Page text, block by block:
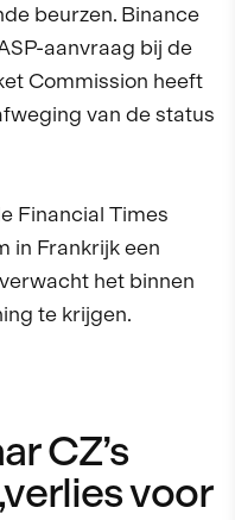
beurzen. Binance
aanvraag bij de
Commission heeft
van de status
Financial Times
in Frankrijk een
het binnen
te krijgen.
CZ’s
voor